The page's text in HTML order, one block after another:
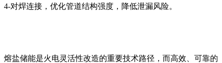
4-对焊连接，优化管道结构强度，降低泄漏风险。
熔盐储能是火电灵活性改造的重要技术路径，而高效、可靠的